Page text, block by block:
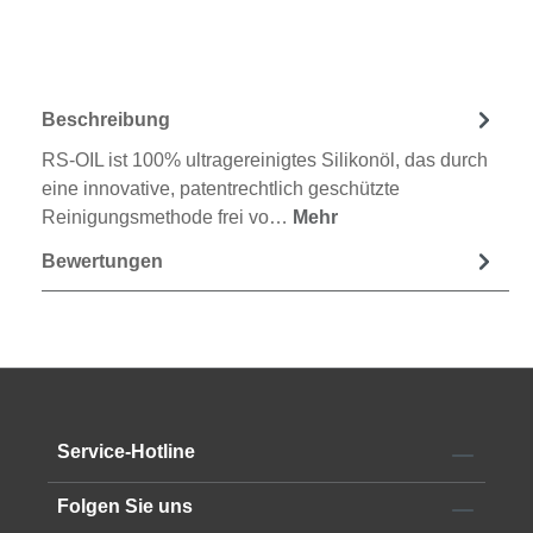
Beschreibung
RS-OIL ist 100% ultragereinigtes Silikonöl, das durch
eine innovative, patentrechtlich geschützte
Reinigungsmethode frei vo… Mehr
Bewertungen
Service-Hotline
Folgen Sie uns